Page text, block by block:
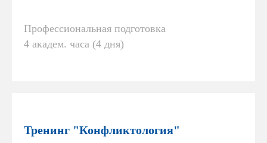
Профессиональная подготовка
4 академ. часа (4 дня)
Тренинг "Конфликтология"